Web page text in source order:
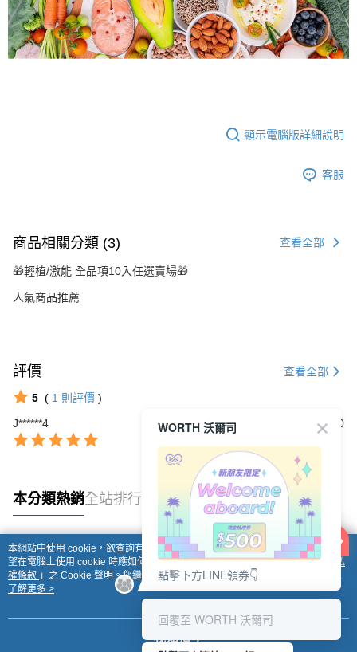
顯示電腦版詳細說明
客服
商品相關分類 (3) 查看全部
🎁輕植/激能 全品項10入任選賣場🎁
人氣商品推薦
評價 查看全部
5 ( 1 則評價 )
J******4
2026/04/10
本分類熱銷全站排行
熱門標籤
本網站中使用 cookie，欲查詢有關本網站使用 cookie 方式之詳情，及若您不希
望在電腦上使用 cookie 時應如何變更電腦的 cookie 設定，請參閱本網站「
隱私
權條款 」之 Cookie 聲明。您繼續使用本網站即表示您同意本公司得按本網站使
用條款之 Cookie 聲明使用 cookie。
了解更多 >
我知道了
WORTH 沃爾司
點擊下方LINE領券👇
回覆至 WORTH 沃爾司